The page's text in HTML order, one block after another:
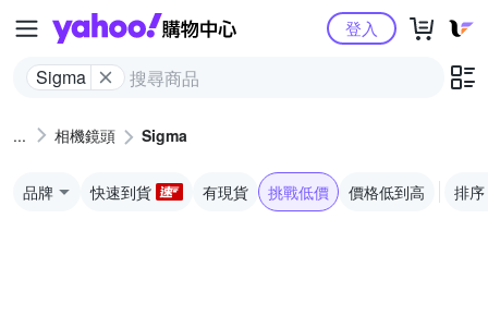
Yahoo購物中心
Sigma
登入
相機鏡頭 Sigma
品牌 快速到貨 有現貨 挑戰低價 價格低到高 排序